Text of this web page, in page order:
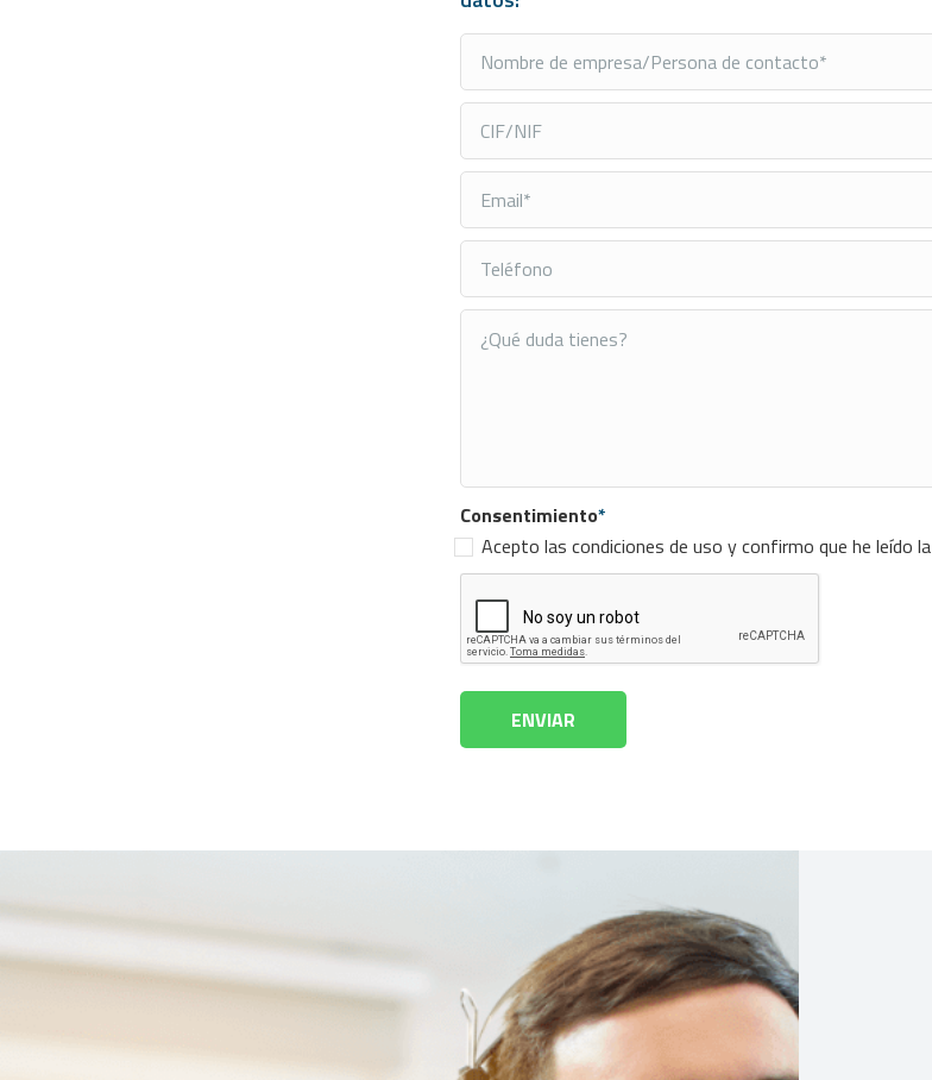
Consentimiento*
Acepto las condiciones de uso y confirmo que he leído la